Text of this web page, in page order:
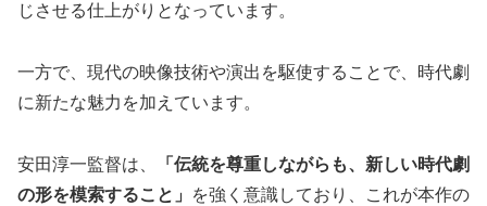
じさせる仕上がりとなっています。
一方で、現代の映像技術や演出を駆使することで、時代劇
に新たな魅力を加えています。
安田淳一監督は、
「伝統を尊重しながらも、新しい時代劇
の形を模索すること」
を強く意識しており、これが本作の